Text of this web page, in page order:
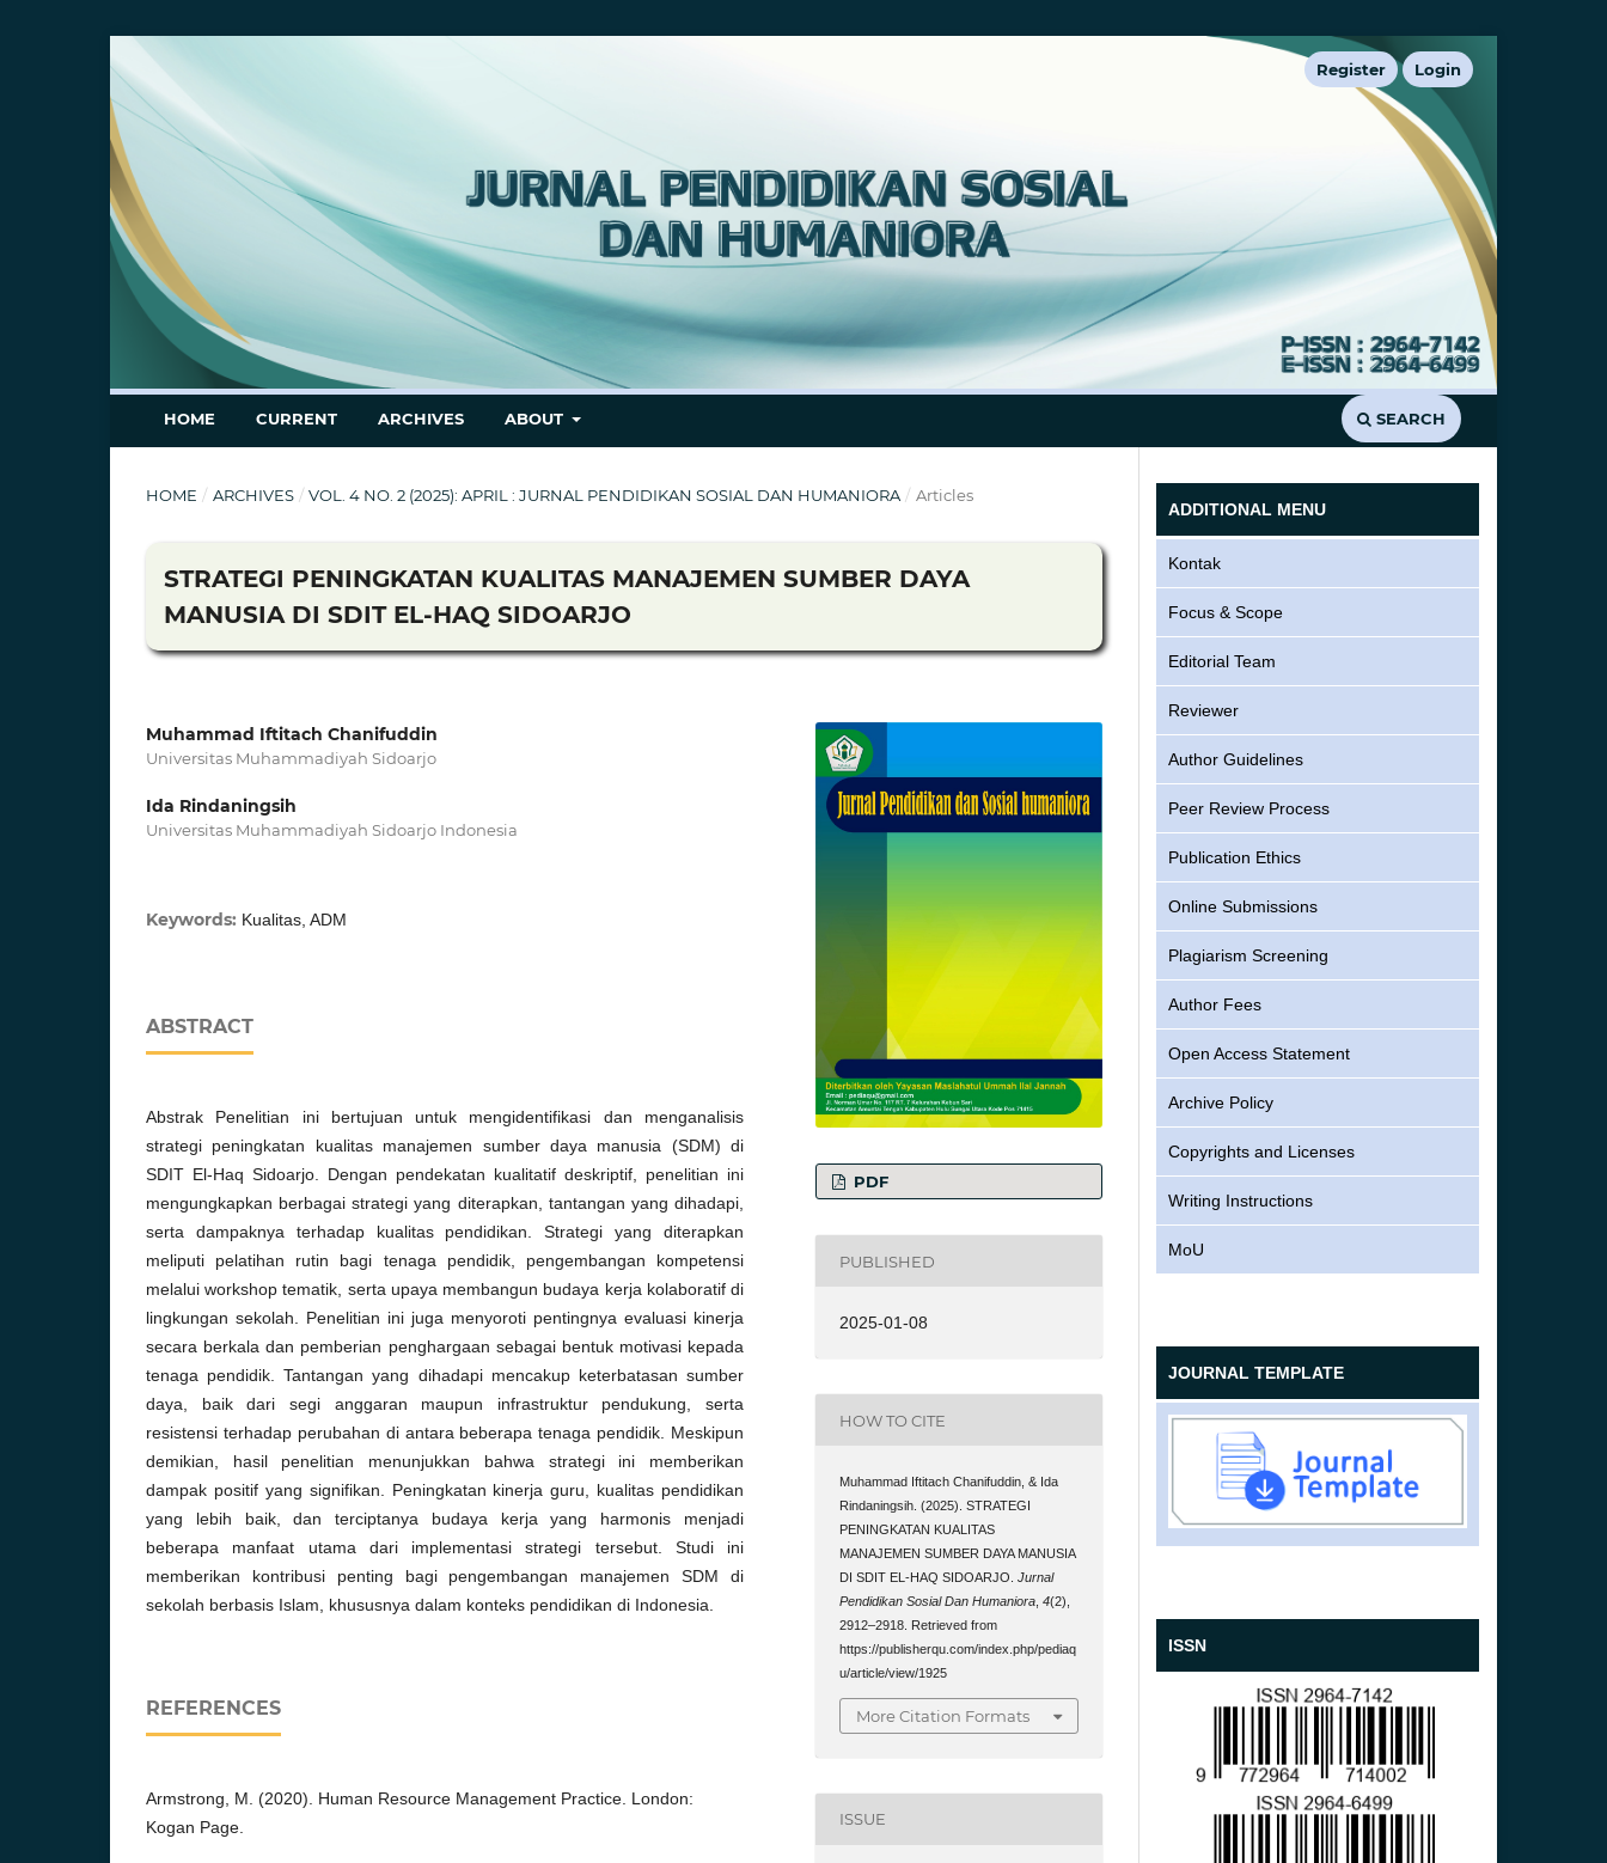
HOME CURRENT ARCHIVES ABOUT SEARCH
Register Login
HOME / ARCHIVES / VOL. 4 NO. 2 (2025): APRIL : JURNAL PENDIDIKAN SOSIAL DAN HUMANIORA / Articles
STRATEGI PENINGKATAN KUALITAS MANAJEMEN SUMBER DAYA
MANUSIA DI SDIT EL-HAQ SIDOARJO
Muhammad Iftitach Chanifuddin
Universitas Muhammadiyah Sidoarjo
Ida Rindaningsih
Universitas Muhammadiyah Sidoarjo Indonesia
Keywords: Kualitas, ADM
ABSTRACT
Abstrak Penelitian ini bertujuan untuk mengidentifikasi dan menganalisis
strategi peningkatan kualitas manajemen sumber daya manusia (SDM) di
SDIT El-Haq Sidoarjo. Dengan pendekatan kualitatif deskriptif, penelitian ini
mengungkapkan berbagai strategi yang diterapkan, tantangan yang dihadapi,
serta dampaknya terhadap kualitas pendidikan. Strategi yang diterapkan
meliputi pelatihan rutin bagi tenaga pendidik, pengembangan kompetensi
melalui workshop tematik, serta upaya membangun budaya kerja kolaboratif di
lingkungan sekolah. Penelitian ini juga menyoroti pentingnya evaluasi kinerja
secara berkala dan pemberian penghargaan sebagai bentuk motivasi kepada
tenaga pendidik. Tantangan yang dihadapi mencakup keterbatasan sumber
daya, baik dari segi anggaran maupun infrastruktur pendukung, serta
resistensi terhadap perubahan di antara beberapa tenaga pendidik. Meskipun
demikian, hasil penelitian menunjukkan bahwa strategi ini memberikan
dampak positif yang signifikan. Peningkatan kinerja guru, kualitas pendidikan
yang lebih baik, dan terciptanya budaya kerja yang harmonis menjadi
beberapa manfaat utama dari implementasi strategi tersebut. Studi ini
memberikan kontribusi penting bagi pengembangan manajemen SDM di
sekolah berbasis Islam, khususnya dalam konteks pendidikan di Indonesia.
REFERENCES
Armstrong, M. (2020). Human Resource Management Practice. London:
Kogan Page.
PDF
PUBLISHED
2025-01-08
HOW TO CITE
Muhammad Iftitach Chanifuddin, & Ida
Rindaningsih. (2025). STRATEGI
PENINGKATAN KUALITAS
MANAJEMEN SUMBER DAYA MANUSIA
DI SDIT EL-HAQ SIDOARJO.Jurnal
Pendidikan Sosial Dan Humaniora ,4(2),
2912–2918. Retrieved from
https://publisherqu.com/index.php/pediaq
u/article/view/1925
More Citation Formats
ISSUE
ADDITIONAL MENU
Kontak
Focus & Scope
Editorial Team
Reviewer
Author Guidelines
Peer Review Process
Publication Ethics
Online Submissions
Plagiarism Screening
Author Fees
Open Access Statement
Archive Policy
Copyrights and Licenses
Writing Instructions
MoU
JOURNAL TEMPLATE
ISSN